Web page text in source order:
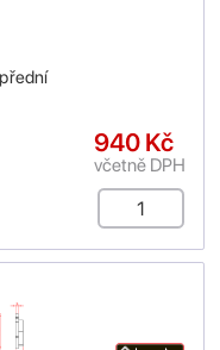
940 Kč
včetně DPH